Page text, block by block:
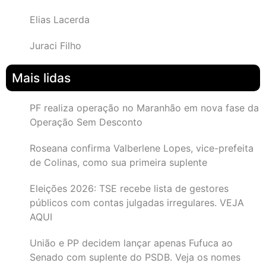
Elias Lacerda
Juraci Filho
Mais lidas
PF realiza operação no Maranhão em nova fase da
Operação Sem Desconto
Roseana confirma Valberlene Lopes, vice-prefeita
de Colinas, como sua primeira suplente
Eleições 2026: TSE recebe lista de gestores
públicos com contas julgadas irregulares. VEJA
AQUI
União e PP decidem lançar apenas Fufuca ao
Senado com suplente do PSDB. Veja os nomes